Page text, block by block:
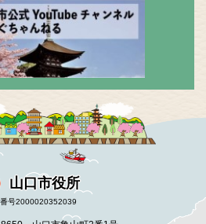
山口市役所
号2000020352039